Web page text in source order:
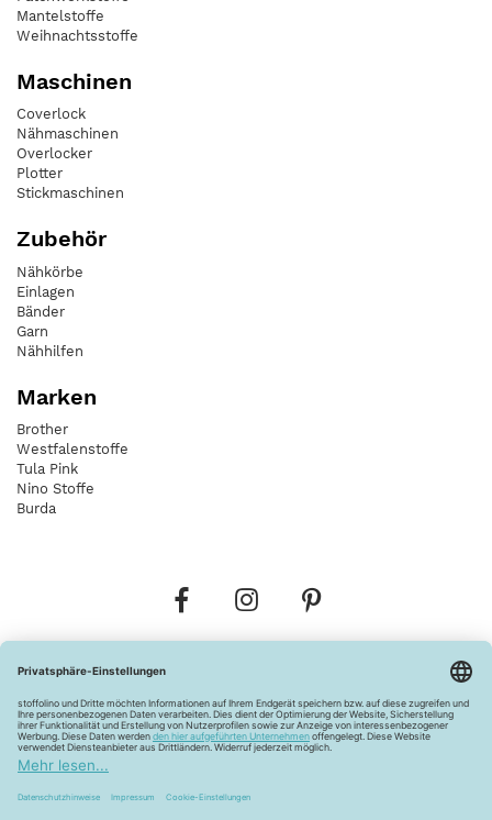
Mantelstoffe
Weihnachtsstoffe
Maschinen
Coverlock
Nähmaschinen
Overlocker
Plotter
Stickmaschinen
Zubehör
Nähkörbe
Einlagen
Bänder
Garn
Nähhilfen
Marken
Brother
Westfalenstoffe
Tula Pink
Nino Stoffe
Burda
Widerrufsbelehrung Vertrag widerrufen
Barrierefreiheitserklärung